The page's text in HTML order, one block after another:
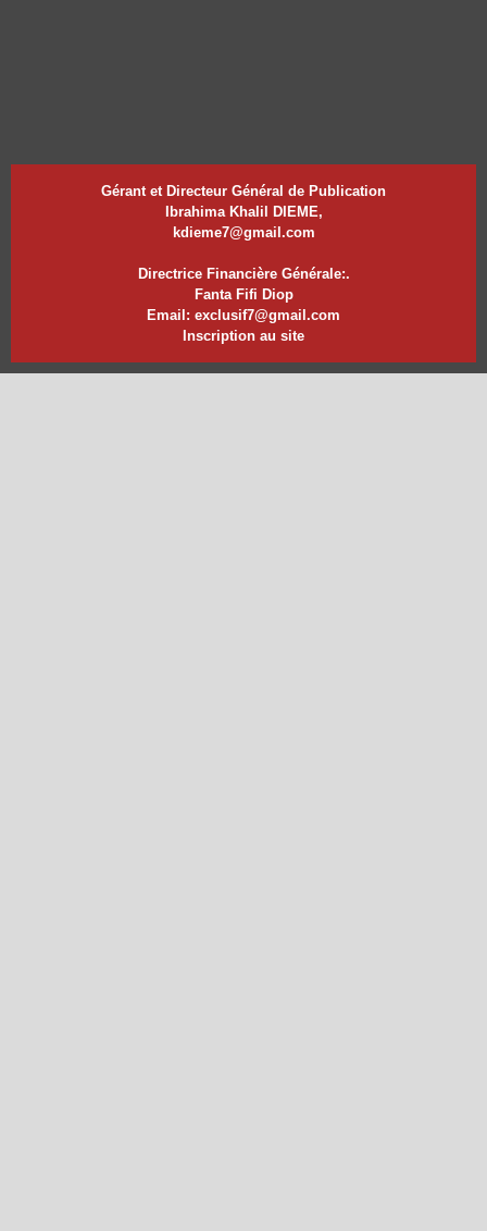
Gérant et Directeur Général de Publication
Ibrahima Khalil DIEME,
kdieme7@gmail.com
Directrice Financière Générale:.
Fanta Fifi Diop
Email: exclusif7@gmail.com
Inscription au site